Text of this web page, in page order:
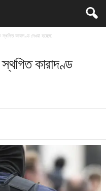
স্থগিত কারাদণ্ড দেওয়া হয়েছে
স্থগিত কারাদণ্ড